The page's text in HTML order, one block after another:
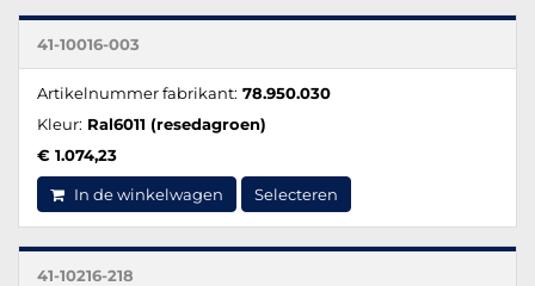
41-10016-003
Artikelnummer fabrikant: 78.950.030
Kleur: Ral6011 (resedagroen)
€ 1.074,23
In de winkelwagen Selecteren
41-10216-218